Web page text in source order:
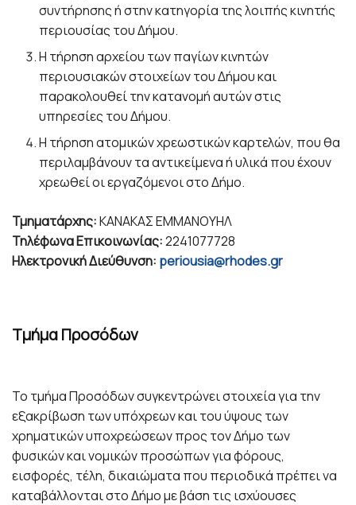
συντήρησης ή στην κατηγορία της λοιπής κινητής
περιουσίας του Δήμου.
Η τήρηση αρχείου των παγίων κινητών
περιουσιακών στοιχείων του Δήμου και
παρακολουθεί την κατανομή αυτών στις
υπηρεσίες του Δήμου.
Η τήρηση ατομικών χρεωστικών καρτελών, που θα
περιλαμβάνουν τα αντικείμενα ή υλικά που έχουν
χρεωθεί οι εργαζόμενοι στο Δήμο.
Τμηματάρχης:ΚΑΝΑΚΑΣ ΕΜΜΑΝΟΥΗΛ
Τηλέφωνα Επικοινωνίας:2241077728
Ηλεκτρονική Διεύθυνση: periousia@rhodes.gr
Tμήμα Προσόδων
Το τμήμα Προσόδων συγκεντρώνει στοιχεία για την
εξακρίβωση των υπόχρεων και του ύψους των
χρηματικών υποχρεώσεων προς τον Δήμο των
φυσικών και νομικών προσώπων για φόρους,
εισφορές, τέλη, δικαιώματα που περιοδικά πρέπει να
καταβάλλονται στο Δήμο με βάση τις ισχύουσες